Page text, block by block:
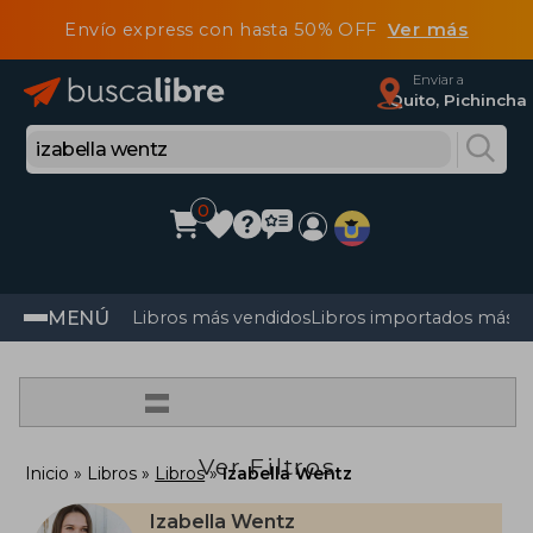
Envío express con hasta 50% OFF Ver más
Enviar a
Quito, Pichincha
0
MENÚ Libros más vendidosLibros importados más
=
Ver Filtros
Inicio Libros Libros Izabella Wentz
Izabella Wentz